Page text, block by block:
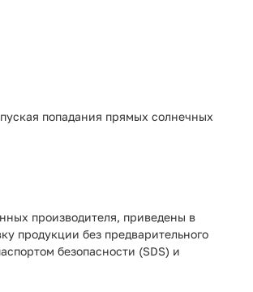
попадания прямых солнечных
производителя, приведены в
продукции без предварительного
безопасности (SDS) и